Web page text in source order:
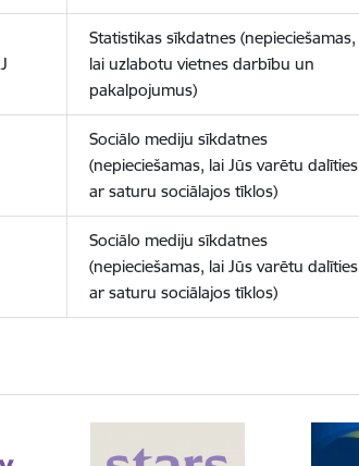
Statistikas sīkdatnes (nepieciešamas,
lai uzlabotu vietnes darbību un
pakalpojumus)
Sociālo mediju sīkdatnes
(nepieciešamas, lai Jūs varētu dalīties
ar saturu sociālajos tīklos)
Sociālo mediju sīkdatnes
(nepieciešamas, lai Jūs varētu dalīties
ar saturu sociālajos tīklos)